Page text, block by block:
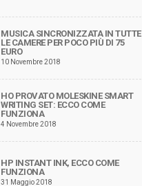
MUSICA SINCRONIZZATA IN TUTTE
LE CAMERE PER POCO PIÙ DI 75
EURO
10 Novembre 2018
HO PROVATO MOLESKINE SMART
WRITING SET: ECCO COME
FUNZIONA
4 Novembre 2018
HP INSTANT INK, ECCO COME
FUNZIONA
31 Maggio 2018